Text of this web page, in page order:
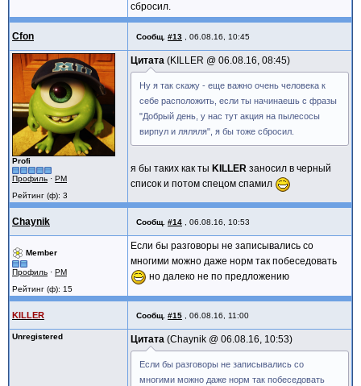
сбросил.
Cfon Сообщ. #13 06.08.16, 10:45
Profi
Профиль · PM
Рейтинг (ф): 3
Цитата KILLER @ 06.08.16, 08:45
Ну я так скажу - еще важно очень человека к
себе расположить, если ты начинаешь с фразы
"Добрый день, у нас тут акция на пылесосы
вирпул и ляляля", я бы тоже сбросил.
я бы таких как ты KILLER заносил в черный
список и потом спецом спамил
Chaynik Сообщ. #14 06.08.16, 10:53
Member
Профиль · PM
Рейтинг (ф): 15
Если бы разговоры не записывались со
многими можно даже норм так побеседовать
но далеко не по предложению
KILLER Сообщ. #15 06.08.16, 11:00
Unregistered Цитата Chaynik @ 06.08.16, 10:53
Если бы разговоры не записывались со
многими можно даже норм так побеседовать